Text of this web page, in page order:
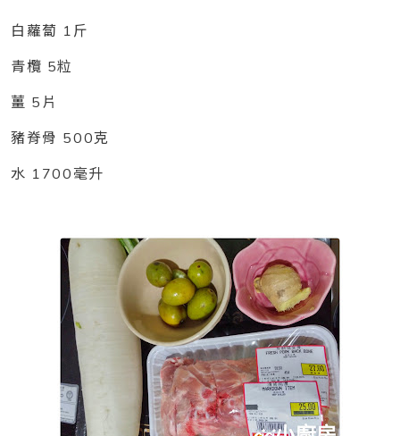
白蘿蔔 1斤
青欖 5粒
薑 5片
豬脊骨 500克
水 1700毫升